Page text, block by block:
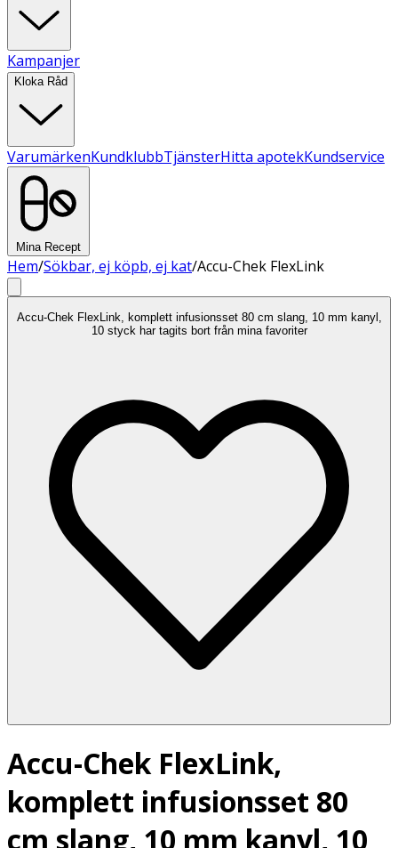
Kampanjer
Kloka Råd
VarumärkenKundklubbTjänsterHitta apotekKundservice
Mina Recept
Hem/Sökbar, ej köpb, ej kat/Accu-Chek FlexLink
Accu-Chek FlexLink, komplett infusionsset 80 cm slang, 10 mm kanyl,
10 styck har tagits bort från mina favoriter
Accu-Chek FlexLink,
komplett infusionsset 80
cm slang, 10 mm kanyl, 10